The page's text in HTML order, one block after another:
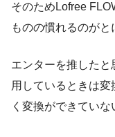
そのためLofree
ものの慣れるのがと
エンターを推したと
用しているときは変
く変換ができていな